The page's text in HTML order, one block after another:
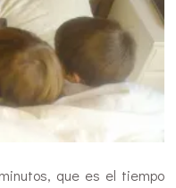
que es el tiempo